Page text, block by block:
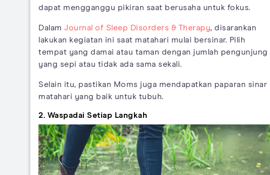
dapat mengganggu pikiran saat berusaha untuk fokus.
Dalam Journal of Sleep Disorders & Therapy, disarankan
lakukan kegiatan ini saat matahari mulai bersinar. Pilih
tempat yang damai atau taman dengan jumlah pengunjung
yang sepi atau tidak ada sama sekali.
Selain itu, pastikan Moms juga mendapatkan paparan sinar
matahari yang baik untuk tubuh.
2. Waspadai Setiap Langkah